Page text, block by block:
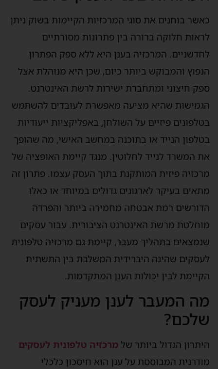
כאשר בוחנים את סוגי המרכזיות הקיימות בשוק ניתן
לראות חלוקה ברורה בין פתרונות מסורתיים
לחדשניים. המרכזיה בענן היא ללא ספק הפתרון
הנפוץ והמבוקש ביותר כיום, שכן היא מנוהלת אצל
ספק חיצוני ומתחברת ישירות לרשת האינטרנט.
הגמישות שהיא מציעה מאפשרת לעובדים להשתמש
בטלפונים פיזיים על השולחן, באפליקציות ייעודיות
בטלפון הנייד או בתוכנה במחשב האישי, מה שהופך
את המשרד לנייד לחלוטין. מנגד קיימת האופציה של
מרכזיה פיזית המותקנת בתוך העסק עצמו. פתרון זה
מתאים בעיקר לארגונים גדולים במיוחד או כאלו
הדורשים רמת אבטחה מחמירה ביותר והפרדה
מוחלטת מרשת האינטרנט הציבורית. עבור עסקים
שנמצאים בתהליך מעבר, קיימת גם מרכזיה טלפונית
לעסקים שהינה היברידית המשלבת בין התשתית
הקיימת לבין יכולות הענן המתקדמות.
מה המעבר לענן מעניק לעסק
שלכם?
היתרון הגדול ביותר של מרכזיה טלפונית לעסקים
מודרנית המבוססת על ענן הוא חיסכון כלכלי